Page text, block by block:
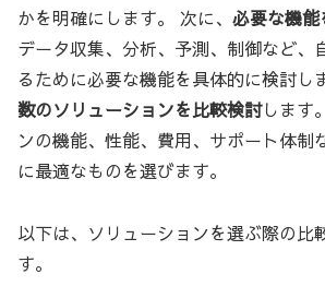
かを明確にします。 次に、 必要な機能
データ収集、分析、予測、制御など、
るために必要な機能を具体的に検討し
数のソリューションを比較検討します
ンの機能、性能、費用、サポート体制
に最適なものを選びます。
以下は、ソリューションを選ぶ際の比
す。